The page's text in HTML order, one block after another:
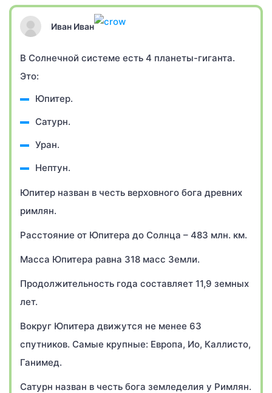
Иван Иван
В Солнечной системе есть 4 планеты-гиганта.
Это:
Юпитер.
Сатурн.
Уран.
Нептун.
Юпитер назван в честь верховного бога древних
римлян.
Расстояние от Юпитера до Солнца – 483 млн. км.
Масса Юпитера равна 318 масс Земли.
Продолжительность года составляет 11,9 земных
лет.
Вокруг Юпитера движутся не менее 63
спутников. Самые крупные: Европа, Ио, Каллисто,
Ганимед.
Сатурн назван в честь бога земледелия у Римлян.